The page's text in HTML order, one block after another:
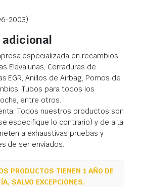
2003)
especializada en recambios
Elevalunas, Cerraduras de
EGR, Anillos de Airbag, Pomos de
Tubos para todos los
entre otros.
Todos nuestros productos son
especifique lo contrario) y de alta
a exhaustivas pruebas y
de ser enviados.
PRODUCTOS TIENEN 1 AÑO DE
SALVO EXCEPCIONES.